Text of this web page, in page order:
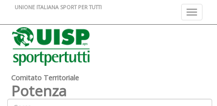
Toggle
UNIONE ITALIANA SPORT PER TUTTI
Comitato Territoriale
Potenza